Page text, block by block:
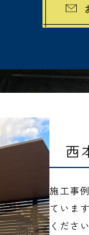
西
施工事
ていま
ください